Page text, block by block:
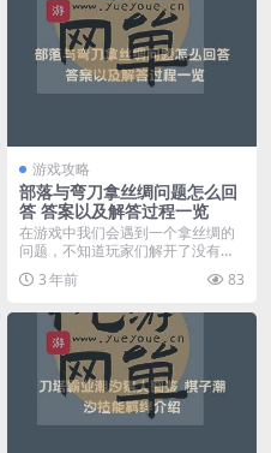
游戏攻略
部落与弯刀拿丝绸问题怎么回
答 答案以及解答过程一览
在游戏中我们会遇到一个拿丝绸的
问题，不知道玩家们解开了没有，
如果还没的话，看看我...
3 年前 83